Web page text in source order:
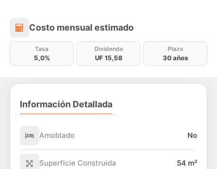
Costo mensual estimado
Costo mensual estimado
Tasa
5,0%
Dividendo
UF 15,58
Plazo
30 años
Información Detallada
Amoblado No
Superficie Construida 54 m²